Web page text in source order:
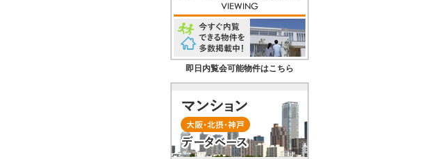
即日内覧会可能物件はこちら